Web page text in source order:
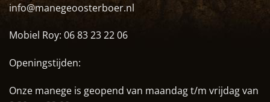
info@manegeoosterboer.nl
Mobiel Roy: 06 83 23 22 06
Openingstijden:
Onze manege is geopend van maandag t/m vrijdag van